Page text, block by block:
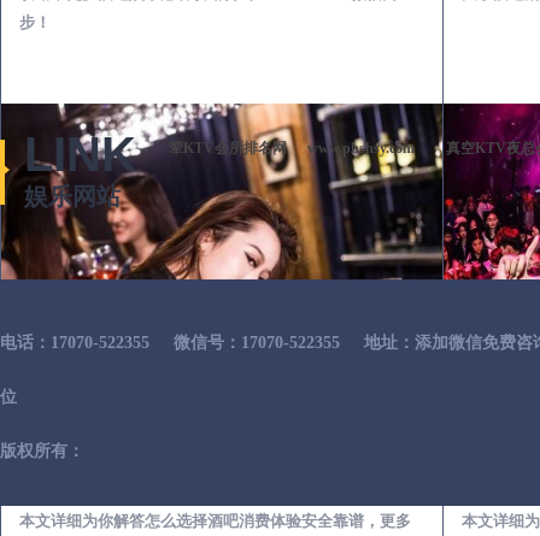
步！
本文详细为你解答怎么选择酒吧消费体验安全靠谱，更多
本文详细
LINK
娱乐网站
荤KTV会所排名网 www.phshsy.com 真空KTV夜总
电话：17070-522355 微信号：17070-522355 地址：添加微信免费咨
位
版权所有：